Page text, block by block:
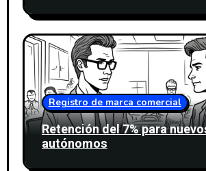
Registro de marca comercial
Retención del 7% para
autónomos